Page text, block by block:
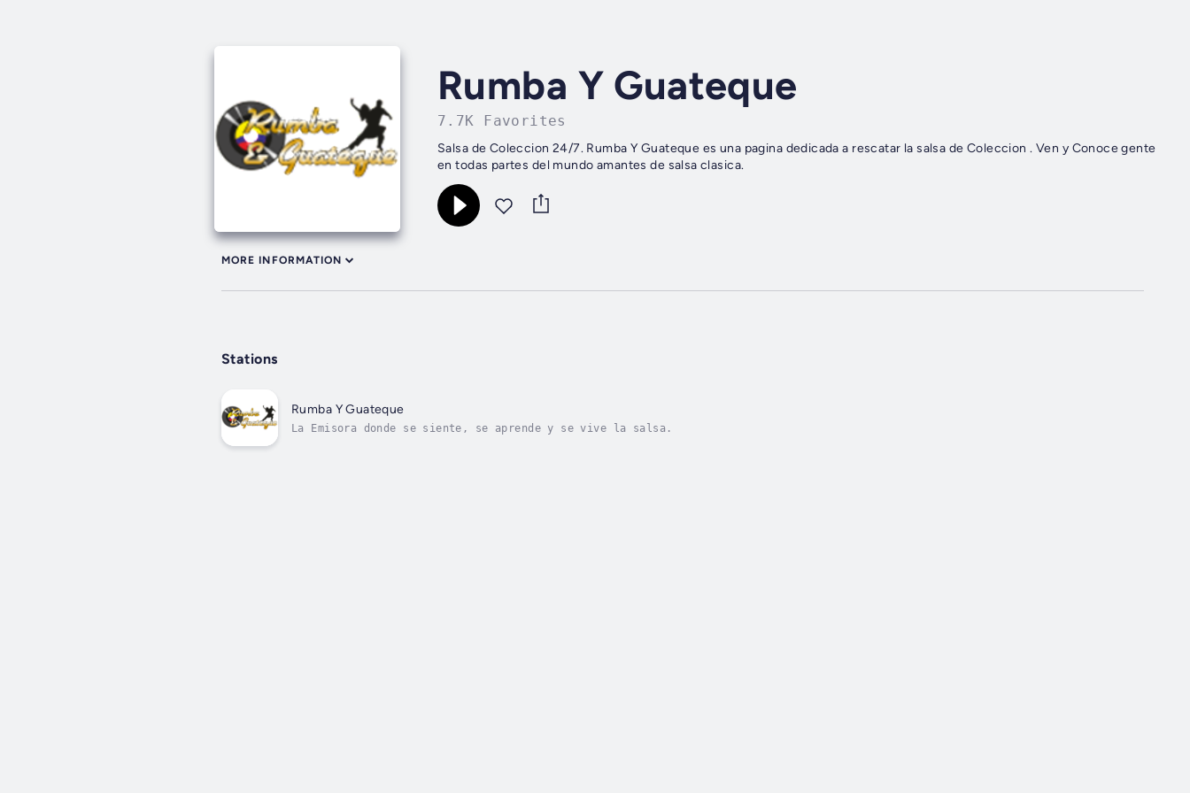
Rumba Y Guateque
7.7K Favorites
Salsa de Coleccion 24/7. Rumba Y Guateque es una pagina dedicada a rescatar la salsa de Coleccion . Ven y Conoce gente
en todas partes del mundo amantes de salsa clasica.
MORE INFORMATION
Stations
Rumba Y Guateque
La Emisora donde se siente, se aprende y se vive la salsa.